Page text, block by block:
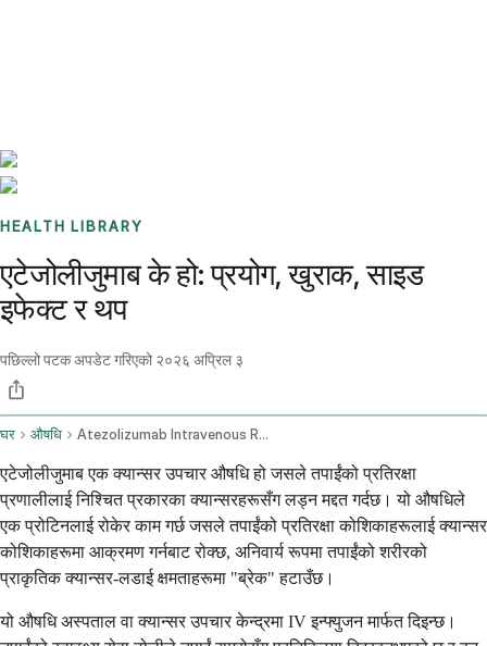
HEALTH LIBRARY
एटेजोलीजुमाब के हो: प्रयोग, खुराक, साइड
इफेक्ट र थप
पछिल्लो पटक अपडेट गरिएको २०२६ अप्रिल ३
घर औषधि Atezolizumab Intravenous Route
एटेजोलीजुमाब एक क्यान्सर उपचार औषधि हो जसले तपाईंको प्रतिरक्षा
प्रणालीलाई निश्चित प्रकारका क्यान्सरहरूसँग लड्न मद्दत गर्दछ। यो औषधिले
एक प्रोटिनलाई रोकेर काम गर्छ जसले तपाईंको प्रतिरक्षा कोशिकाहरूलाई क्यान्सर
कोशिकाहरूमा आक्रमण गर्नबाट रोक्छ, अनिवार्य रूपमा तपाईंको शरीरको
प्राकृतिक क्यान्सर-लडाई क्षमताहरूमा "ब्रेक" हटाउँछ।
यो औषधि अस्पताल वा क्यान्सर उपचार केन्द्रमा IV इन्फ्युजन मार्फत दिइन्छ।